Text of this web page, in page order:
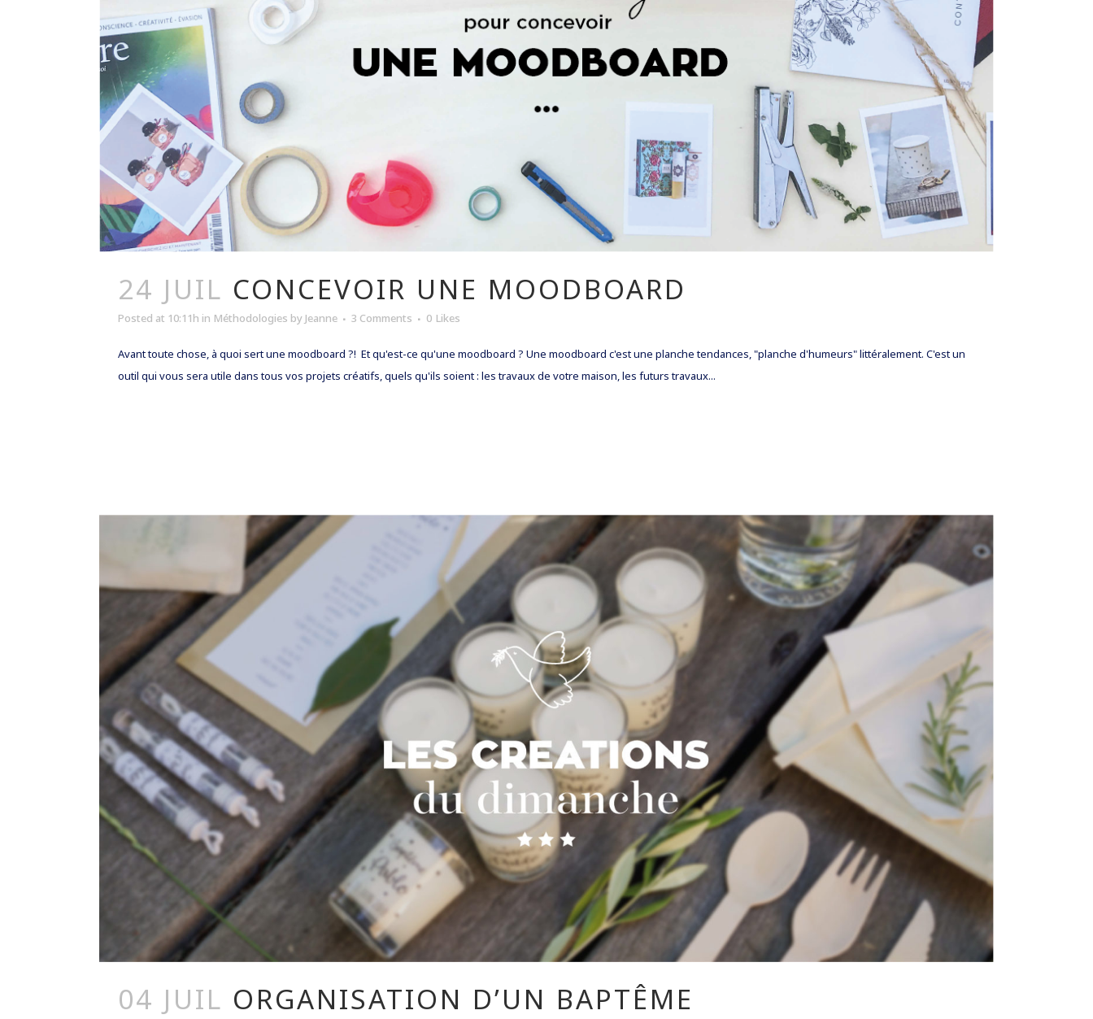
24 JUIL CONCEVOIR UNE MOODBOARD
Posted at 10:11h in Méthodologies by Jeanne 3 Comments 0 Likes
Avant toute chose, à quoi sert une moodboard ?! Et qu'est-ce qu'une moodboard ? Une moodboard c'est une planche tendances, "planche d'humeurs" littéralement. C'est un
outil qui vous sera utile dans tous vos projets créatifs, quels qu'ils soient : les travaux de votre maison, les futurs travaux...
04 JUIL ORGANISATION D’UN BAPTÊME